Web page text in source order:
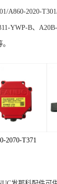
/A860-2020-T301
YWP-B、
。
2070-T371